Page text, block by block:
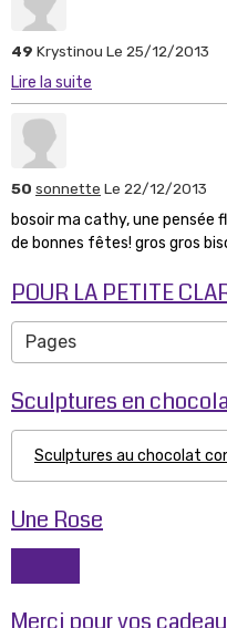
49 Krystinou Le 25/12/2013
Lire la suite
50 sonnette Le 22/12/2013
bosoir ma cathy, une
de bonnes fêtes! gros gros
POUR LA PETITE
Sculptures en
Sculptures au chocolat
Une Rose
Merci pour vos